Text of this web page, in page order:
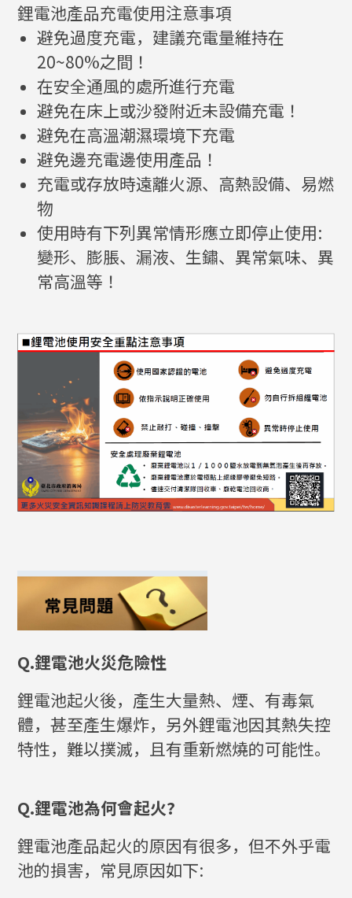
鋰電池產品充電使用注意事項
避免過度充電，建議充電量維持在
20~80%之間！
在安全通風的處所進行充電
避免在床上或沙發附近未設備充電！
避免在高溫潮濕環境下充電
避免邊充電邊使用產品！
充電或存放時遠離火源、高熱設備、易燃
物
使用時有下列異常情形應立即停止使用:
變形、膨脹、漏液、生鏽、異常氣味、異
常高溫等！
Q.鋰電池火災危險性
鋰電池起火後，產生大量熱、煙、有毒氣
體，甚至產生爆炸，另外鋰電池因其熱失控
特性，難以撲滅，且有重新燃燒的可能性。
Q.鋰電池為何會起火?
鋰電池產品起火的原因有很多，但不外乎電
池的損害，常見原因如下: